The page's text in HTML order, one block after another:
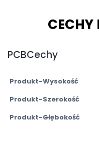
CECHY
PCBCechy
Produkt-Wysokość
Produkt-Szerokość
Produkt-Głębokość